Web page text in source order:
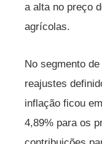
a alta no preço
agrícolas.
No segmento
reajustes
inflação ficou
4,89% para os